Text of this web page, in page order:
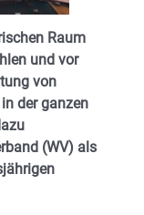
Raum
und vor
von
der ganzen
(WV) als